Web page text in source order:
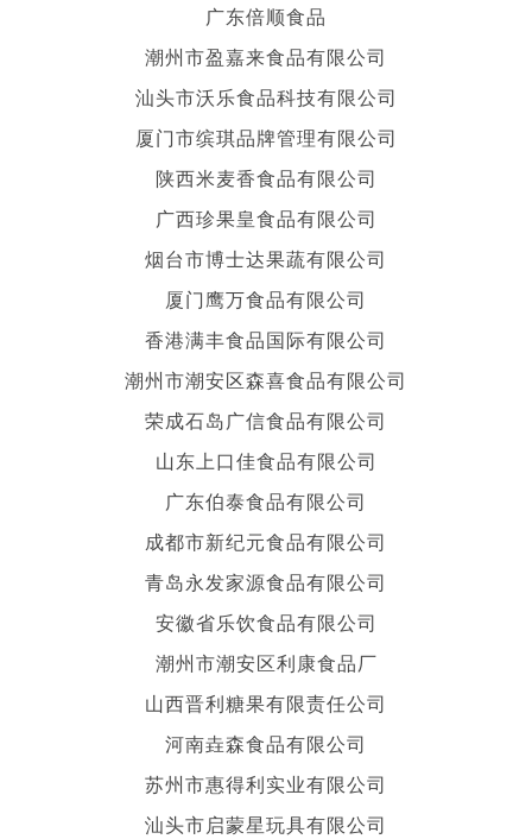
广东倍顺食品
潮州市盈嘉来食品有限公司
汕头市沃乐食品科技有限公司
厦门市缤琪品牌管理有限公司
陕西米麦香食品有限公司
广西珍果皇食品有限公司
烟台市博士达果蔬有限公司
厦门鹰万食品有限公司
香港满丰食品国际有限公司
潮州市潮安区森喜食品有限公司
荣成石岛广信食品有限公司
山东上口佳食品有限公司
广东伯泰食品有限公司
成都市新纪元食品有限公司
青岛永发家源食品有限公司
安徽省乐饮食品有限公司
潮州市潮安区利康食品厂
山西晋利糖果有限责任公司
河南垚森食品有限公司
苏州市惠得利实业有限公司
汕头市启蒙星玩具有限公司